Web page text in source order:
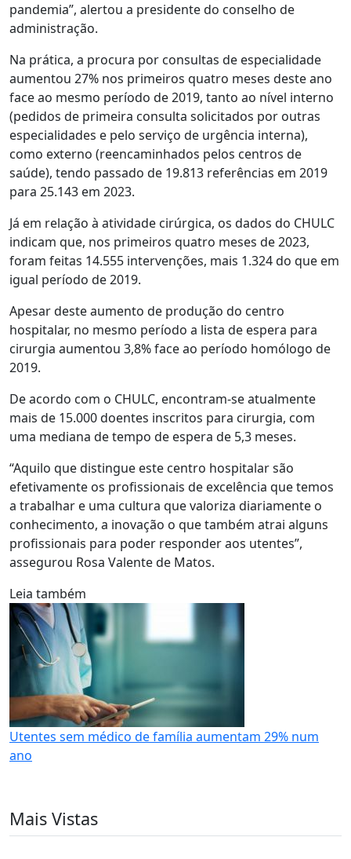
pandemia”, alertou a presidente do conselho de
administração.
Na prática, a procura por consultas de especialidade
aumentou 27% nos primeiros quatro meses deste ano
face ao mesmo período de 2019, tanto ao nível interno
(pedidos de primeira consulta solicitados por outras
especialidades e pelo serviço de urgência interna),
como externo (reencaminhados pelos centros de
saúde), tendo passado de 19.813 referências em 2019
para 25.143 em 2023.
Já em relação à atividade cirúrgica, os dados do CHULC
indicam que, nos primeiros quatro meses de 2023,
foram feitas 14.555 intervenções, mais 1.324 do que em
igual período de 2019.
Apesar deste aumento de produção do centro
hospitalar, no mesmo período a lista de espera para
cirurgia aumentou 3,8% face ao período homólogo de
2019.
De acordo com o CHULC, encontram-se atualmente
mais de 15.000 doentes inscritos para cirurgia, com
uma mediana de tempo de espera de 5,3 meses.
“Aquilo que distingue este centro hospitalar são
efetivamente os profissionais de excelência que temos
a trabalhar e uma cultura que valoriza diariamente o
conhecimento, a inovação o que também atrai alguns
profissionais para poder responder aos utentes”,
assegurou Rosa Valente de Matos.
Leia também
Utentes sem médico de família aumentam 29% num
ano
Mais Vistas